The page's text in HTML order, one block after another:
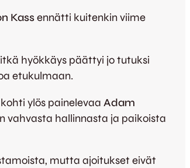
Kassennätti kuitenkin viime
hyökkäys päättyi jo tutuksi
etukulmaan.
ylös painelevaa Adam
vahvasta hallinnasta ja paikoista
mutta ajoitukset eivät